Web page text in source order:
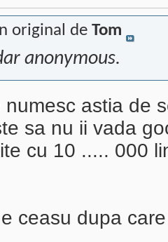
original de Tom
anonymous.
astia de
sa nu ii vada
cu 10 ..... 000
ceasu dupa